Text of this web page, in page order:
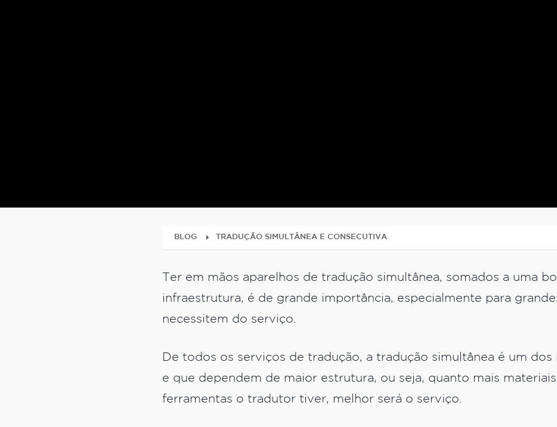
BLOG TRADUÇÃO SIMULTÂNEA E CONSECUTIVA
Ter em mãos aparelhos de tradução simultânea, somados a uma
infraestrutura, é de grande importância, especialmente para
necessitem do serviço.
De todos os serviços de tradução, a tradução simultânea é um dos
e que dependem de maior estrutura, ou seja, quanto mais
ferramentas o tradutor tiver, melhor será o serviço.